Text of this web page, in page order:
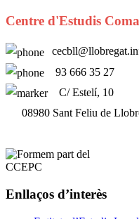
Centre d'Estudis
93 666 35 27
C/ Estelí, 10
08980 Sant Feliu de
Enllaços d’interès